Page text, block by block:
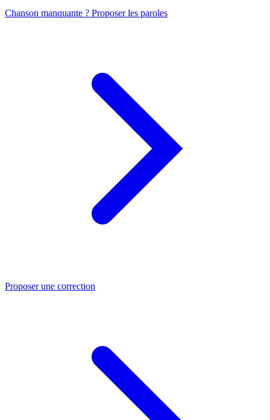
Chanson manquante ? Proposer les paroles
Proposer une correction